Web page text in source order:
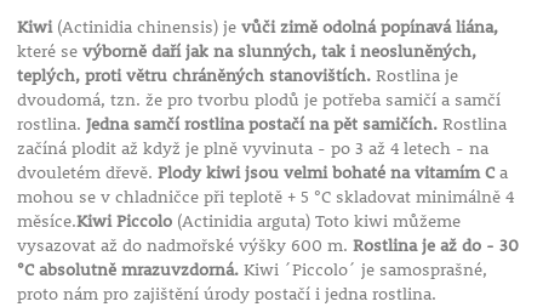
Kiwi(Actinidia chinensis) jevůči zimě odolná popínavá liána,
které se výborně daří jak na slunných, tak i neosluněných,
teplých, proti větru chráněných stanovištích.Rostlina je
dvoudomá, tzn. že pro tvorbu plodů je potřeba samičí a samčí
rostlina. Jedna samčí rostlina postačí na pět samičích.Rostlina
začíná plodit až když je plně vyvinuta - po 3 až 4 letech - na
dvouletém dřevě. Plody kiwi jsou velmi bohaté na vitamím Ca
mohou se v chladničce při teplotě + 5 °C skladovat minimálně 4
měsíce.Kiwi Piccolo(Actinidia arguta) Toto kiwi můžeme
vysazovat až do nadmořské výšky 600 m. Rostlina je až do - 30
°C absolutně mrazuvzdorná.Kiwi ´Piccolo´ je samosprašné,
proto nám pro zajištění úrody postačí i jedna rostlina.